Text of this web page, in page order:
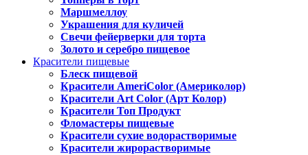
Маршмеллоу
Украшения для куличей
Свечи фейерверки для торта
Золото и серебро пищевое
Красители пищевые
Блеск пищевой
Красители AmeriColor (Америколор)
Красители Art Color (Арт Колор)
Красители Топ Продукт
Фломастеры пищевые
Красители сухие водорастворимые
Красители жирорастворимые